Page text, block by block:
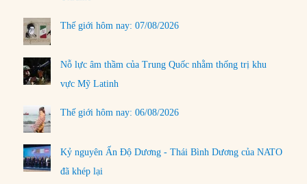
Thế giới hôm nay: 07/08/2026
Nỗ lực âm thầm của Trung Quốc nhằm thống trị khu
vực Mỹ Latinh
Thế giới hôm nay: 06/08/2026
Kỷ nguyên Ấn Độ Dương - Thái Bình Dương của NATO
đã khép lại